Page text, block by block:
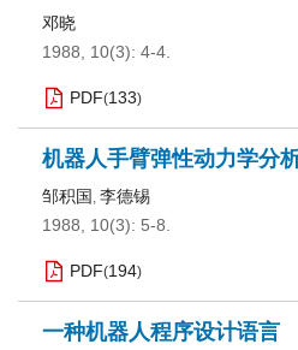
邓晓
1988, 10(3): 4-4.
PDF(133)
机器人手臂弹性动力学分
邹积国 , 李德锡
1988, 10(3): 5-8.
PDF(194)
一种机器人程序设计语言